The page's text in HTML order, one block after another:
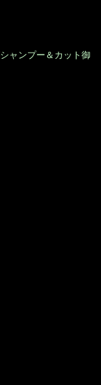
ャンプー＆カット御